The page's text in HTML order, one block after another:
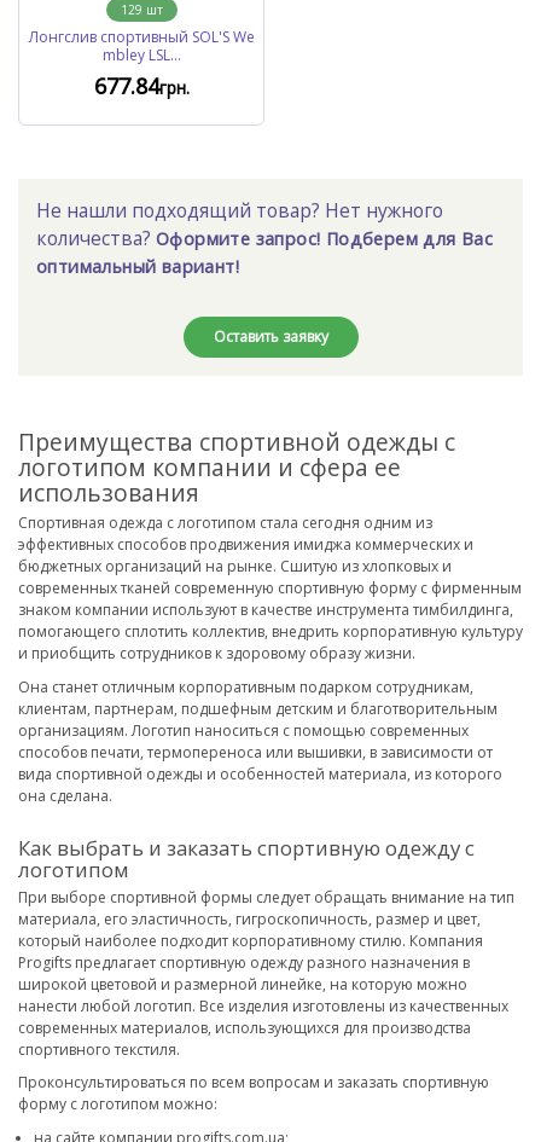
129 шт
Лонгслив спортивный SOL'S We
mbley LSL...
677.84грн.
Не нашли подходящий товар? Нет нужного
количества? Оформите запрос! Подберем для Вас
оптимальный вариант!
Оставить заявку
Преимущества спортивной одежды с
логотипом компании и сфера ее
использования
Спортивная одежда с логотипом стала сегодня одним из
эффективных способов продвижения имиджа коммерческих и
бюджетных организаций на рынке. Сшитую из хлопковых и
современных тканей современную спортивную форму с фирменным
знаком компании используют в качестве инструмента тимбилдинга,
помогающего сплотить коллектив, внедрить корпоративную культуру
и приобщить сотрудников к здоровому образу жизни.
Она станет отличным корпоративным подарком сотрудникам,
клиентам, партнерам, подшефным детским и благотворительным
организациям. Логотип наноситься с помощью современных
способов печати, термопереноса или вышивки, в зависимости от
вида спортивной одежды и особенностей материала, из которого
она сделана.
Как выбрать и заказать спортивную одежду с
логотипом
При выборе спортивной формы следует обращать внимание на тип
материала, его эластичность, гигроскопичность, размер и цвет,
который наиболее подходит корпоративному стилю. Компания
Progifts предлагает спортивную одежду разного назначения в
широкой цветовой и размерной линейке, на которую можно
нанести любой логотип. Все изделия изготовлены из качественных
современных материалов, использующихся для производства
спортивного текстиля.
Проконсультироваться по всем вопросам и заказать спортивную
форму с логотипом можно:
на сайте компании progifts.com.ua;